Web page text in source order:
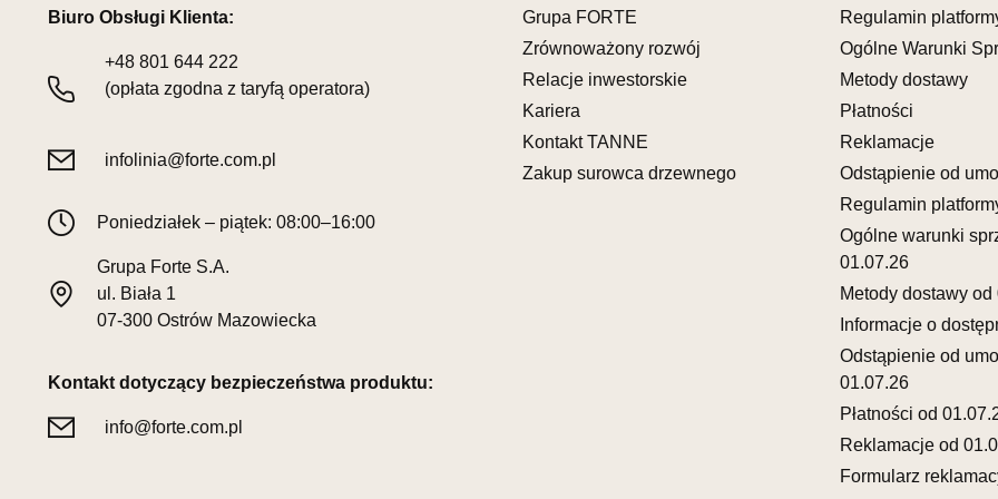
Pn-Pt:
SALON
65-943
Adres e-
Godziny
SALON
Salon
Nr tel.59-
Adres e-
Godziny
Pn-Pt:
Biuro Obsługi Klienta:
+48 801 644 222
(opłata zgodna z taryfą operatora)
infolinia@forte.com.pl
Poniedziałek – piątek: 08:00–16:00
Grupa Forte S.A.
ul. Biała 1
07-300 Ostrów Mazowiecka
Kontakt dotyczący bezpieczeństwa produktu:
info@forte.com.pl
Grupa FORTE
Zrównoważony rozwój
Relacje inwestorskie
Kariera
Kontakt TANNE
Zakup surowca drzewnego
Regulamin
Ogólne Warunki
Metody dostawy
Płatności
Reklamacje
Odstąpienie od
Regulamin
Ogólne warunki
01.07.26
Metody dostawy od
Informacje o
Odstąpienie od
01.07.26
Płatności od
Reklamacje od
Formularz